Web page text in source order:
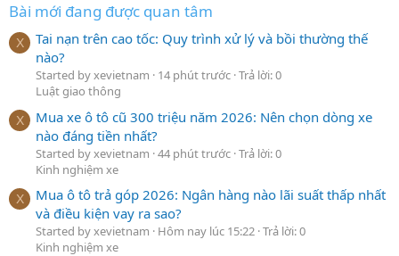
Bài mới đang được quan tâm
X
Tai nạn trên cao tốc: Quy trình xử lý và bồi thường thế
nào?
Started by xevietnam 14 phút trước Trả lời: 0
Luật giao thông
X
Mua xe ô tô cũ 300 triệu năm 2026: Nên chọn dòng xe
nào đáng tiền nhất?
Started by xevietnam 44 phút trước Trả lời: 0
Kinh nghiệm xe
X
Mua ô tô trả góp 2026: Ngân hàng nào lãi suất thấp nhất
và điều kiện vay ra sao?
Started by xevietnam Hôm nay lúc 15:22 Trả lời: 0
Kinh nghiệm xe